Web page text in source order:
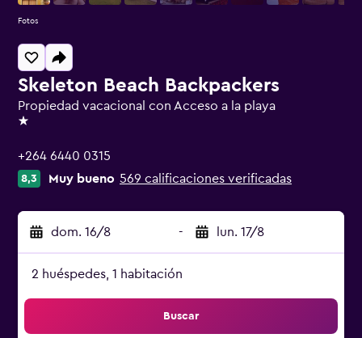
Skeleton Beach Backpackers
Propiedad vacacional con Acceso a la playa
1 estrella
+264 6440 0315
8,3 Muy bueno 569 calificaciones verificadas
dom. 16/8 - lun. 17/8
2 huéspedes, 1 habitación
Buscar
Fotos